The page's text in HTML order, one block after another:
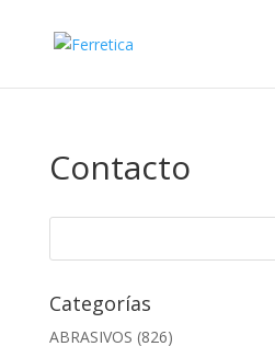
Contacto
Categorías
ABRASIVOS (826)